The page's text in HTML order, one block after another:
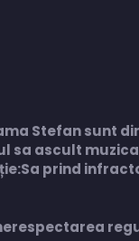
Stefan sunt
sa ascult
prind